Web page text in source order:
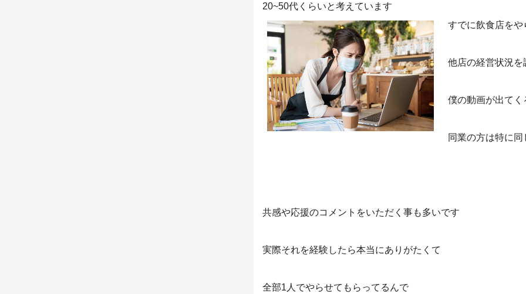
20~50代くらいと考えています
すでに飲食店をや
他店の経営状況を
僕の動画が出てく
同業の方は特に同
共感や応援のコメントをいただく事も多いです
実際それを経験したら本当にありがたくて
全部1人でやらせてもらってるんで